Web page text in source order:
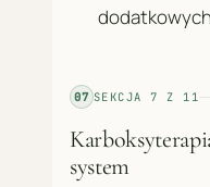
07 SEKCJA7 Z 11
system